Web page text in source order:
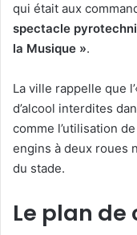
qui était aux
spectacle
la Musique ».
La ville rappelle que
d’alcool interdites
comme l’utilisation
engins à deux roues
du stade.
Le plan